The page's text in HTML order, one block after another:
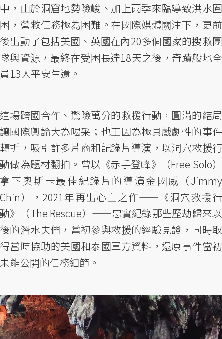
中，由於洞窟地勢險峻、加上雨季來臨導致洪水圍
困，營救任務極為困難。在國際媒體關注下，更前
後出動了包括美國、英國在內20多個國家的搜救團
隊與資源，最終在受困長達18天之後，奇蹟般地全
員13人平安生還。
這場跨國合作、驚險萬分的救援行動，圓滿的結局
讓國際輿論大為喝采；也正因為極具戲劇性的事件
轉折，吸引許多片商和記錄片導演，以洞穴救援行
動做為題材翻拍。曾以《赤手登峰》（Free Solo）
拿下奧斯卡最佳紀錄片的導演金國威（Jimmy
Chin），2021年再出心血之作——《洞穴救援行
動》（The Rescue）——忠實紀錄那些歷劫歸來以
後的潛水夫們，當初參與救援的經驗見證，同時取
得當時協助的美國和泰國軍方資料，還原事件當初
未能公開的任務細節。